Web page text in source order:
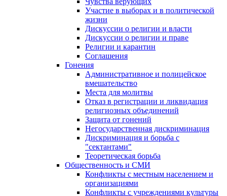
Участие в выборах и в политической
жизни
Дискуссии о религии и власти
Дискуссии о религии и праве
Религии и карантин
Соглашения
Гонения
Административное и полицейское
вмешательство
Места для молитвы
Отказ в регистрации и ликвидация
религиозных объединений
Защита от гонений
Негосударственная дискриминация
Дискриминация и борьба с
"сектантами"
Теоретическая борьба
Общественность и СМИ
Конфликты с местным населением и
организациями
Конфликты с учреждениями культуры